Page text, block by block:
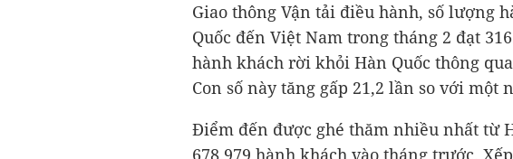
Giao thông Vận tải điều hành, số lượng
Quốc đến Việt Nam trong tháng 2 đạt
hành khách rời khỏi Hàn Quốc thông
Con số này tăng gấp 21,2 lần so với một
Điểm đến được ghé thăm nhiều nhất từ
678.979 hành khách vào tháng trước.